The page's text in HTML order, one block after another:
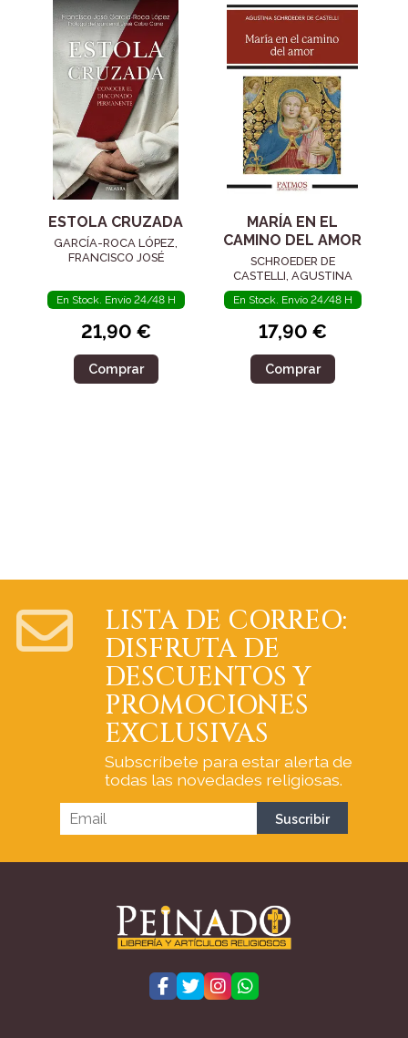
ESTOLA CRUZADA
GARCÍA-ROCA LÓPEZ,
FRANCISCO JOSÉ
En Stock. Envío 24/48 H
21,90 €
Comprar
MARÍA EN EL
CAMINO DEL AMOR
SCHROEDER DE
CASTELLI, AGUSTINA
En Stock. Envío 24/48 H
17,90 €
Comprar
LISTA DE CORREO:
DISFRUTA DE
DESCUENTOS Y
PROMOCIONES
EXCLUSIVAS
Subscríbete para estar alerta de
todas las novedades religiosas.